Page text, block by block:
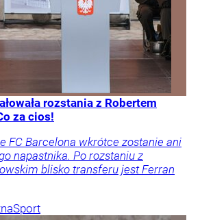
rozstania z Robertem
za cios!
FC Barcelona wkrótce zostanie ani
napastnika. Po rozstaniu z
blisko transferu jest Ferran
Sport